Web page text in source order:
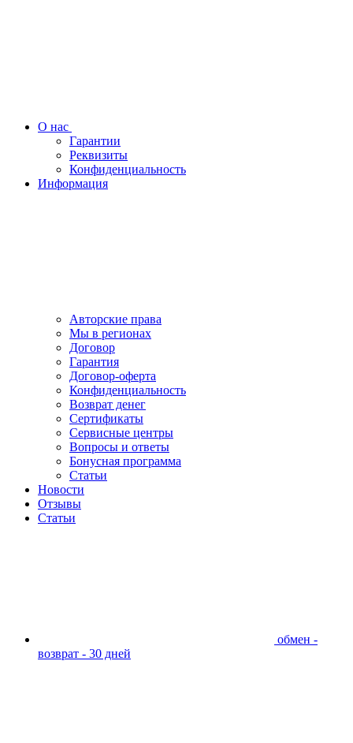
О нас
Гарантии
Реквизиты
Конфиденциальность
Информация
Авторские права
Мы в регионах
Договор
Гарантия
Договор-оферта
Конфиденциальность
Возврат денег
Сертификаты
Сервисные центры
Вопросы и ответы
Бонусная программа
Статьи
Новости
Отзывы
Статьи
обмен -
возврат - 30 дней